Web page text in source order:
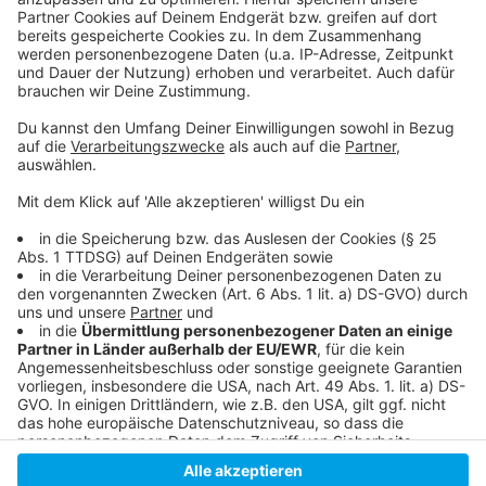
Anlaufstelle der Landesmedienanstalt NRW zu
Medienfragen
Tipps für das erste Handy bei Kindern
Landesmedienanstalt NRW
Anzeige
Anzeige